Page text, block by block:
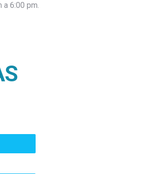
a 6:00 pm.